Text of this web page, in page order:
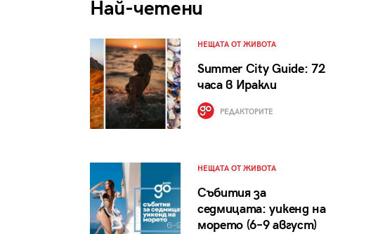
Най-четени
НЕЩАТА ОТ ЖИВОТА
Summer City Guide: 72
часа в Иракли
РЕДАКТОРИТЕ
НЕЩАТА ОТ ЖИВОТА
Събития за
седмицата: уикенд на
морето (6–9 август)